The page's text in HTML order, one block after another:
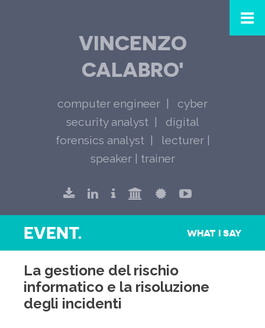
VINCENZO
CALABRO'
computer engineer
cyber
security analyst
digital
forensics analyst
lecturer |
speaker | trainer
EVENT. WHAT I SAY
La gestione del rischio
informatico e la risoluzione
degli incidenti